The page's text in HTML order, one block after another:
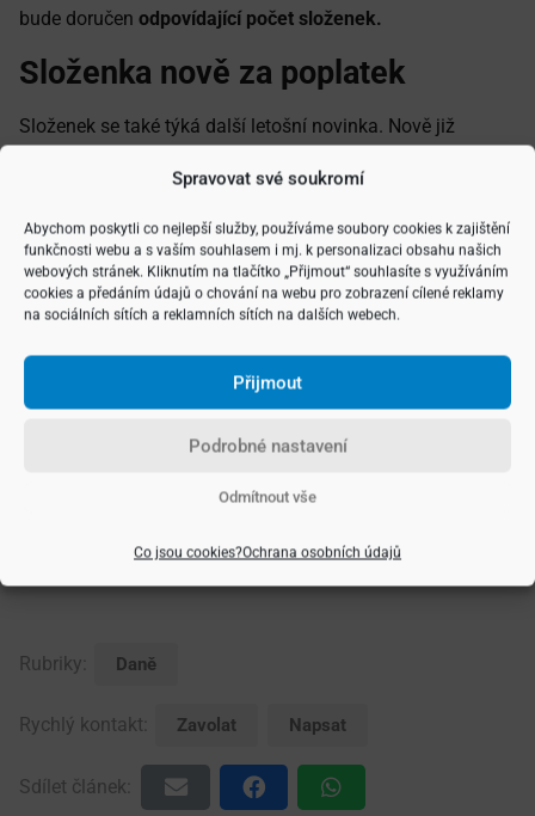
Spravovat své soukromí
Abychom poskytli co nejlepší služby, používáme soubory cookies k zajištění
funkčnosti webu a s vaším souhlasem i mj. k personalizaci obsahu našich
webových stránek. Kliknutím na tlačítko „Přijmout“ souhlasíte s využíváním
cookies a předáním údajů o chování na webu pro zobrazení cílené reklamy
na sociálních sítích a reklamních sítích na dalších webech.
Přijmout
Odmítnout vše
Podrobné nastavení
Co jsou cookies?Ochrana osobních údajů
bude doručen odpovídající počet složenek.
Složenka nově za poplatek
Složenek se také týká další letošní novinka. Nově již
poštovní poukázky typu A. Poplatníka, který daň hradí
jejich prostřednictvím, tak čeká povinnost uhradit
související poplatek přinejmenším52 korun.Snazší
a levnější je tak například bezhotovostní převod
z bankovního účtu prostřednictvím uvedeného QR kódu.
Do kdy daň uhradit?
Nepřesáhne-li výše daně5 000 Kč,je celá částka daně
31. května.V případě, že je daň vyšší, může jí
31. května a do 30. listopadu
podnikatelů v zemědělství do 31. srpna a 30. listopadu).
Rubriky: Daně
Rychlý kontakt: Zavolat Napsat
Sdílet článek: